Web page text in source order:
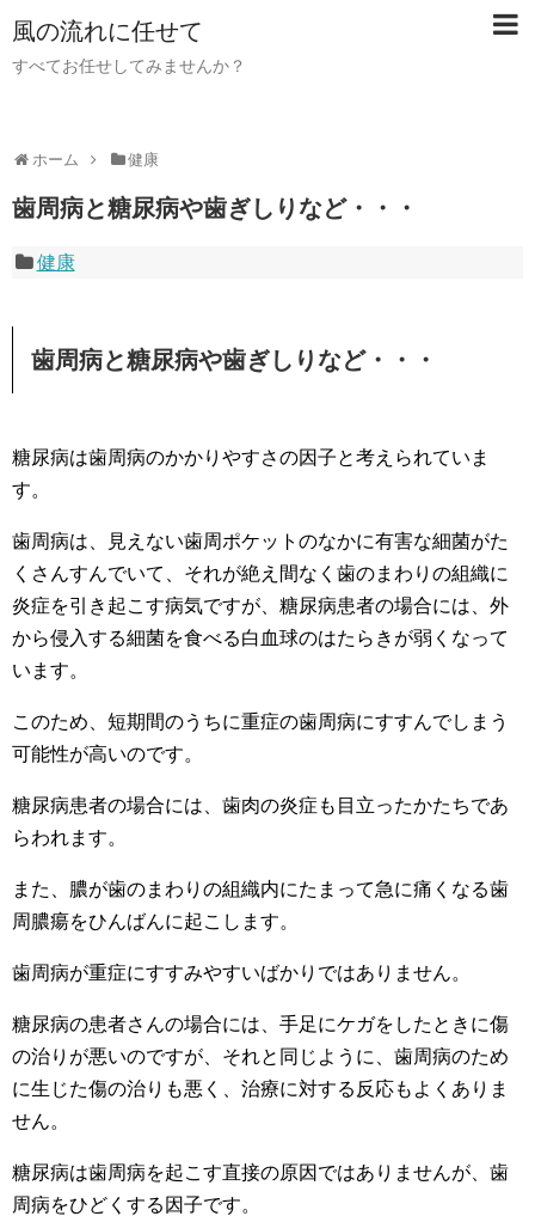
風の流れに任せて
すべてお任せしてみませんか？
ホーム 健康
歯周病と糖尿病や歯ぎしりなど・・・
健康
歯周病と糖尿病や歯ぎしりなど・・・
糖尿病は歯周病のかかりやすさの因子と考えられていま
す。
歯周病は、見えない歯周ポケットのなかに有害な細菌がた
くさんすんでいて、それが絶え間なく歯のまわりの組織に
炎症を引き起こす病気ですが、糖尿病患者の場合には、外
から侵入する細菌を食べる白血球のはたらきが弱くなって
います。
このため、短期間のうちに重症の歯周病にすすんでしまう
可能性が高いのです。
糖尿病患者の場合には、歯肉の炎症も目立ったかたちであ
らわれます。
また、膿が歯のまわりの組織内にたまって急に痛くなる歯
周膿瘍をひんばんに起こします。
歯周病が重症にすすみやすいばかりではありません。
糖尿病の患者さんの場合には、手足にケガをしたときに傷
の治りが悪いのですが、それと同じように、歯周病のため
に生じた傷の治りも悪く、治療に対する反応もよくありま
せん。
糖尿病は歯周病を起こす直接の原因ではありませんが、歯
周病をひどくする因子です。